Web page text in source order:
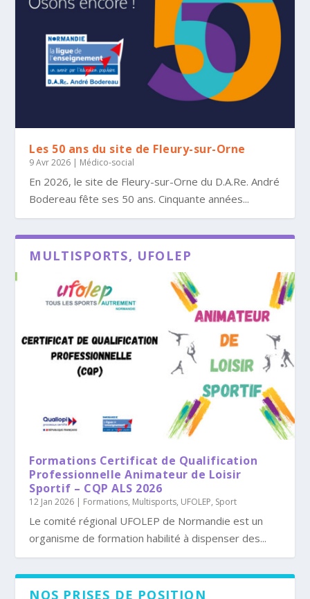
Les 50 ans du site de Fleury-sur-Orne
9 Avr 2026 | Médico-social
En 2026, le site de Fleury-sur-Orne du D.A.Re. André
Bodereau fête ses 50 ans. Cinquante années...
MULTISPORTS, UFOLEP
Formations Certificat de Qualification
Professionnelle Animateur de Loisir
Sportif – CQP ALS 2026
12 Jan 2026 | Formations, Multisports, UFOLEP, Sport
Le comité régional UFOLEP de Normandie est un
organisme de formation habilité à dispenser des...
NOS PRISES DE POSITION